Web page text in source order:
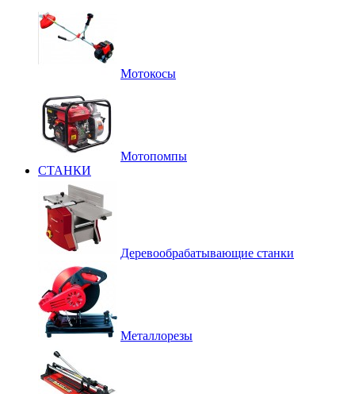
Мотокосы
Мотопомпы
СТАНКИ
Деревообрабатывающие станки
Металлорезы